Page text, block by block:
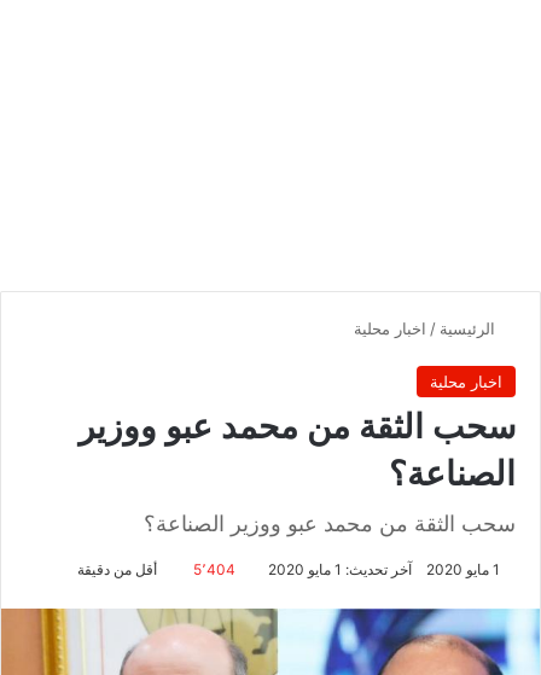
الرئيسية / اخبار محلية
اخبار محلية
سحب الثقة من محمد عبو ووزير
الصناعة؟
سحب الثقة من محمد عبو ووزير الصناعة؟
1 مايو 2020 آخر تحديث: 1 مايو 2020 5٬404 أقل من دقيقة